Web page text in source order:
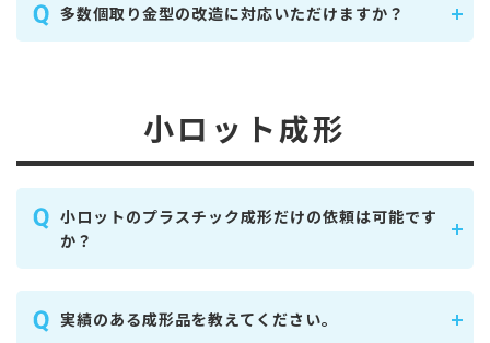
多数個取り金型の改造に対応いただけますか？
小ロット成形
小ロットのプラスチック成形だけの依頼は可能です
か？
実績のある成形品を教えてください。